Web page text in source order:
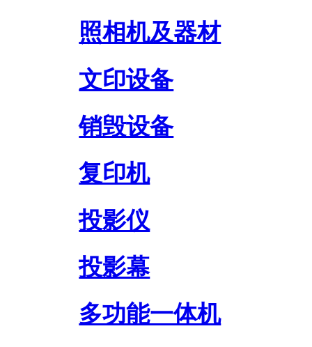
照相机及器材
文印设备
销毁设备
复印机
投影仪
投影幕
多功能一体机